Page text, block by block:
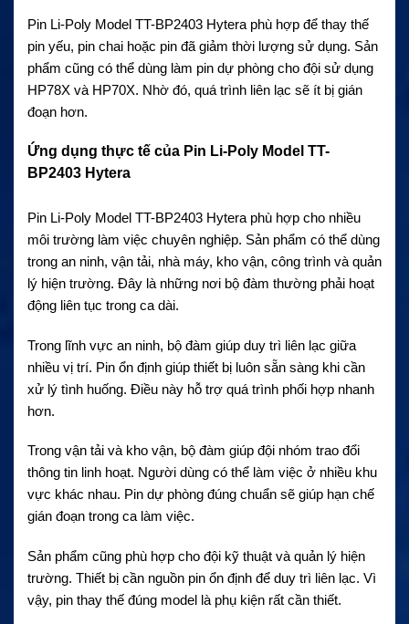
Pin Li-Poly Model TT-BP2403 Hytera phù hợp để thay thế
pin yếu, pin chai hoặc pin đã giảm thời lượng sử dụng. Sản
phẩm cũng có thể dùng làm pin dự phòng cho đội sử dụng
HP78X và HP70X. Nhờ đó, quá trình liên lạc sẽ ít bị gián
đoạn hơn.
Ứng dụng thực tế của Pin Li-Poly Model TT-
BP2403 Hytera
Pin Li-Poly Model TT-BP2403 Hytera phù hợp cho nhiều
môi trường làm việc chuyên nghiệp. Sản phẩm có thể dùng
trong an ninh, vận tải, nhà máy, kho vận, công trình và quản
lý hiện trường. Đây là những nơi bộ đàm thường phải hoạt
động liên tục trong ca dài.
Trong lĩnh vực an ninh, bộ đàm giúp duy trì liên lạc giữa
nhiều vị trí. Pin ổn định giúp thiết bị luôn sẵn sàng khi cần
xử lý tình huống. Điều này hỗ trợ quá trình phối hợp nhanh
hơn.
Trong vận tải và kho vận, bộ đàm giúp đội nhóm trao đổi
thông tin linh hoạt. Người dùng có thể làm việc ở nhiều khu
vực khác nhau. Pin dự phòng đúng chuẩn sẽ giúp hạn chế
gián đoạn trong ca làm việc.
Sản phẩm cũng phù hợp cho đội kỹ thuật và quản lý hiện
trường. Thiết bị cần nguồn pin ổn định để duy trì liên lạc. Vì
vậy, pin thay thế đúng model là phụ kiện rất cần thiết.